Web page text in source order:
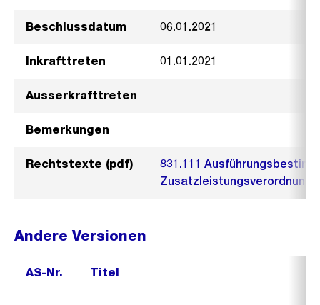
Beschlussdatum 06.01.2021
Inkrafttreten 01.01.2021
Ausserkrafttreten
Bemerkungen
Rechtstexte (pdf)
831.111
Zusatzleistungsverordnung
Andere Versionen
AS-Nr. Titel